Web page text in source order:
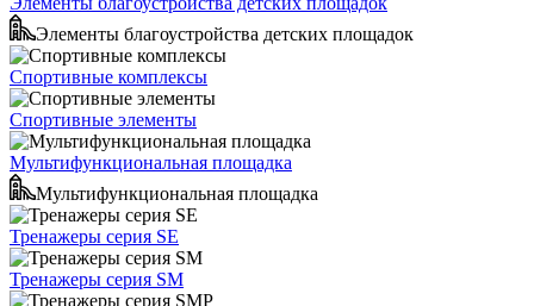
Элементы благоустройства детских площадок
Спортивные комплексы
Спортивные элементы
Мультифункциональная площадка
Мультифункциональная площадка
Тренажеры серия SE
Тренажеры серия SM